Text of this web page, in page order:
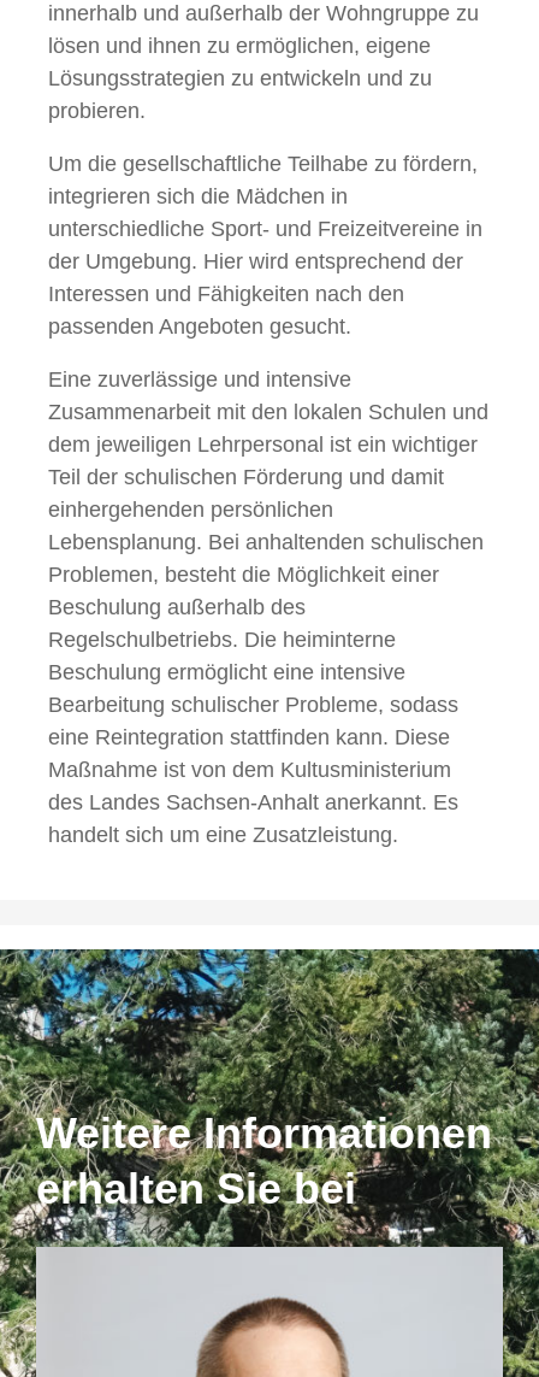
innerhalb und außerhalb der Wohngruppe zu
lösen und ihnen zu ermöglichen, eigene
Lösungsstrategien zu entwickeln und zu
probieren.
Um die gesellschaftliche Teilhabe zu fördern,
integrieren sich die Mädchen in
unterschiedliche Sport- und Freizeitvereine in
der Umgebung. Hier wird entsprechend der
Interessen und Fähigkeiten nach den
passenden Angeboten gesucht.
Eine zuverlässige und intensive
Zusammenarbeit mit den lokalen Schulen und
dem jeweiligen Lehrpersonal ist ein wichtiger
Teil der schulischen Förderung und damit
einhergehenden persönlichen
Lebensplanung. Bei anhaltenden schulischen
Problemen, besteht die Möglichkeit einer
Beschulung außerhalb des
Regelschulbetriebs. Die heiminterne
Beschulung ermöglicht eine intensive
Bearbeitung schulischer Probleme, sodass
eine Reintegration stattfinden kann. Diese
Maßnahme ist von dem Kultusministerium
des Landes Sachsen-Anhalt anerkannt. Es
handelt sich um eine Zusatzleistung.
Weitere Informationen
erhalten Sie bei